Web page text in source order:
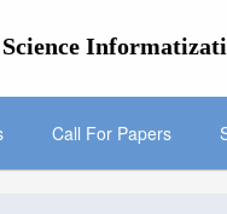
Call For Papers